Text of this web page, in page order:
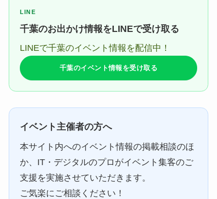
LINE
千葉のお出かけ情報をLINEで受け取る
LINEで千葉のイベント情報を配信中！
千葉のイベント情報を受け取る
イベント主催者の方へ
本サイト内へのイベント情報の掲載相談のほ
か、IT・デジタルのプロがイベント集客のご
支援を実施させていただきます。
ご気楽にご相談ください！